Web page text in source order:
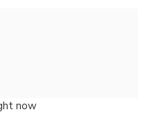
now